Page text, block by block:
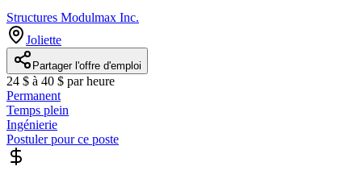
Structures Modulmax Inc.
Joliette
Partager l'offre d'emploi
24 $ à 40 $ par heure
Permanent
Temps plein
Ingénierie
Postuler pour ce poste